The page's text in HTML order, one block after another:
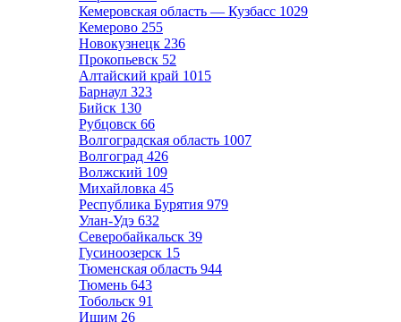
Кемеровская область — Кузбасс 1029
Кемерово 255
Новокузнецк 236
Прокопьевск 52
Алтайский край 1015
Барнаул 323
Бийск 130
Рубцовск 66
Волгоградская область 1007
Волгоград 426
Волжский 109
Михайловка 45
Республика Бурятия 979
Улан-Удэ 632
Северобайкальск 39
Гусиноозерск 15
Тюменская область 944
Тюмень 643
Тобольск 91
Ишим 26